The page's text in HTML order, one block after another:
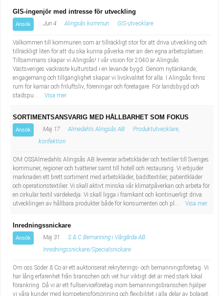
GIS-ingenjör med intresse för utveckling
Ansök Jun 4 Alingsås kommun GIS-utvecklare
Välkommen till kommunen som är tillräckligt stor för att driva utveckling och
tillräckligt liten för att du ska kunna påverka mer än den egna arbetsplatsen.
Tillsammans skapar vi Alingsås! I vår vision för 2040 är Alingsås
Västsveriges vackraste kulturstad i en levande bygd. Genom nytänkande,
engagemang och tillgänglighet skapar vi livskvalitet för alla. I Alingsås finns
rum för karriär och friluftsliv, föreningar och företagare. För landsbygd och
stadspu...
Visa mer
SORTIMENTSANSVARIG MED HÅLLBARHET SOM FOKUS
Ansök Maj 17 Almedahls Alingsås AB
Produktutvecklare,
konfektion
OM OSSAlmedahls Alingsås AB levererar arbetskläder och textilier till Sveriges
kommuner, regioner och tvätterier samt till hotell och restaurang. Vi erbjuder
marknaden ett brett sortiment med arbetskläder, bäddtextilier, patientkläder
och operationstextilier. Vi skall aktivt minska vår klimatpåverkan och arbeta för
en cirkulär textil värdekedja. Vi skall ligga i framkant och kontinuerligt driva
utvecklingen av hållbara produkter både för konsumenten och pl...
Visa mer
Inredningssnickare
Ansök Maj 31
S & C Bemanning i Vårgårda AB
Inredningssnickare/Specialsnickare
Om oss Söder & Co är ett auktoriserat rekryterings- och bemanningsföretag. Vi
har lång erfarenhet från branschen och vet hur viktigt det är med stark lokal
förankring. Då vi är ett fullserviceföretag inom bemanningsbranschen hjälper
vi våra kunder med kompetensförsörjning och flexibilitet i alla delar av bolaget.